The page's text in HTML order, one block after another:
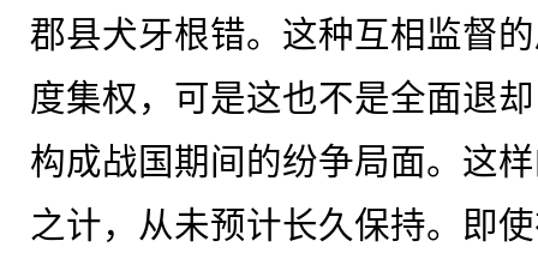
郡县犬牙根错。这种互相监督
度集权，可是这也不是全面退
构成战国期间的纷争局面。这
之计，从未预计长久保持。即